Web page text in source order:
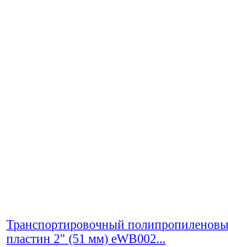
Транспортировочный
пластин 2" (51 мм) eWB002...